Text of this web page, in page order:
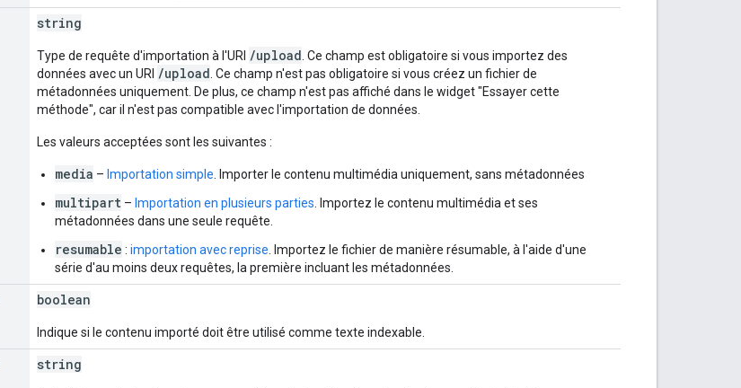
string
Type de requête d'importation à l'URI /upload . Ce champ est obligatoire si vous importez des
données avec un URI /upload . Ce champ n'est pas obligatoire si vous créez un fichier de
métadonnées uniquement. De plus, ce champ n'est pas affiché dans le widget "Essayer cette
méthode", car il n'est pas compatible avec l'importation de données.
Les valeurs acceptées sont les suivantes :
media – Importation simple . Importer le contenu multimédia uniquement, sans métadonnées
multipart – Importation en plusieurs parties . Importez le contenu multimédia et ses
métadonnées dans une seule requête.
resumable : importation avec reprise . Importez le fichier de manière résumable, à l'aide d'une
série d'au moins deux requêtes, la première incluant les métadonnées.
boolean
Indique si le contenu importé doit être utilisé comme texte indexable.
string